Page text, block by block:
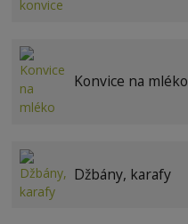
Konvice na mléko
Džbány, karafy